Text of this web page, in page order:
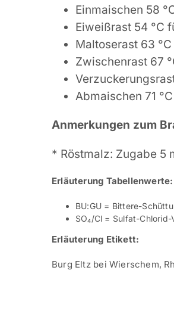
Einmaischen 58
Eiweißrast 54 °C
Maltoserast 63
Zwischenrast 67
Abmaischen 71
Anmerkungen zum
* Röstmalz: Zugabe 5
Erläuterung Tabellenwerte:
BU:GU = Bittere-
SO₄/Cl = Sulfat-
Erläuterung Etikett:
Burg Eltz bei Wierschem,